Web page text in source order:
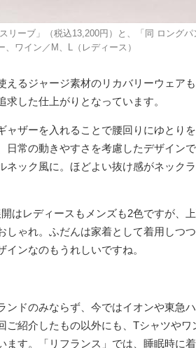
リーブ」（税込13,200円）と、「同 ロングパ
、ワイン／M、L（レディース）
えるジャージ素材のリカバリーウェア
した仕上がりとなっています。
ャザーを入れることで腰回りにゆとり
日常の動きやすさを考慮したデザイン
ネック風に。ほどよい抜け感がネック
はレディースもメンズも2色ですが、上
しゃれ。ふだんは家着として着用しつ
ンなのもうれしいですね。
ンドのみならず、今ではイオンや東急
ご紹介したもの以外にも、Tシャツや
ます。「リフランス」では、睡眠時に